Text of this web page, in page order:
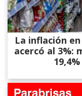
La inflación
acercó al 3%: